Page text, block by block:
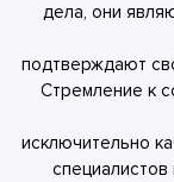
дела, они
подтверждают
Стремление к
исключительно